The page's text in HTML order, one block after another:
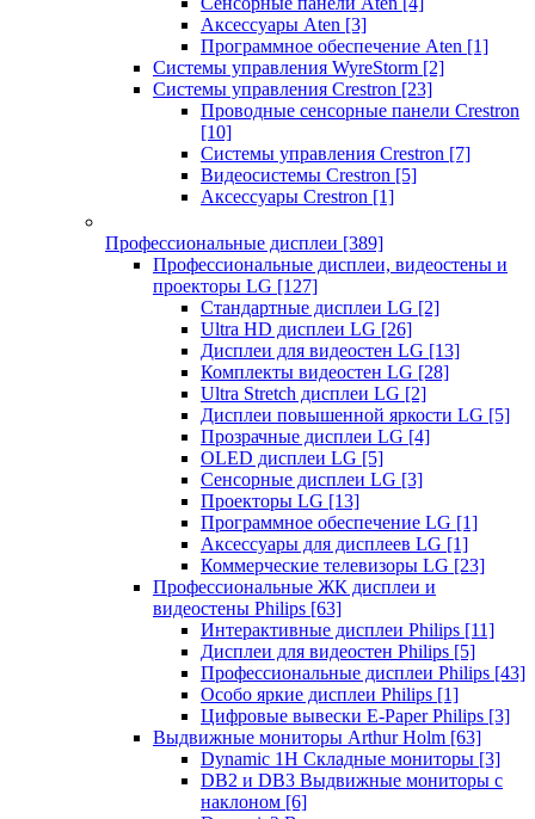
Аксессуары Aten [3]
Программное обеспечение Aten [1]
Системы управления WyreStorm [2]
Системы управления Crestron [23]
Проводные сенсорные панели Crestron
[10]
Системы управления Crestron [7]
Видеосистемы Crestron [5]
Аксессуары Crestron [1]
Профессиональные дисплеи [389]
Профессиональные дисплеи, видеостены и
проекторы LG [127]
Стандартные дисплеи LG [2]
Ultra HD дисплеи LG [26]
Дисплеи для видеостен LG [13]
Комплекты видеостен LG [28]
Ultra Stretch дисплеи LG [2]
Дисплеи повышенной яркости LG [5]
Прозрачные дисплеи LG [4]
OLED дисплеи LG [5]
Сенсорные дисплеи LG [3]
Проекторы LG [13]
Программное обеспечение LG [1]
Аксессуары для дисплеев LG [1]
Коммерческие телевизоры LG [23]
Профессиональные ЖК дисплеи и
видеостены Philips [63]
Интерактивные дисплеи Philips [11]
Дисплеи для видеостен Philips [5]
Профессиональные дисплеи Philips [43]
Особо яркие дисплеи Philips [1]
Цифровые вывески E-Paper Philips [3]
Выдвижные мониторы Arthur Holm [63]
Dynamic 1Н Складные мониторы [3]
DB2 и DB3 Выдвижные мониторы с
наклоном [6]